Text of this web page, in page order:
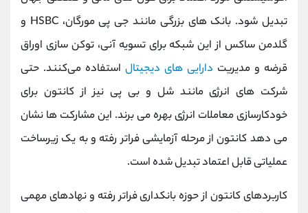
تبدیل شود. بانک ‌های بزرگی مانند جی ‌پی‌ مورگان، HSBC و
گلدمن ساکس از این شبکه برای تسویه آنی، توکن ‌سازی اوراق
قرضه و مدیریت دارایی ‌های دیجیتال استفاده می‌کنند. حتی
شرکت ‌های انرژی مانند شل و بی‌ پی نیز از کانتون برای
خودکارسازی معاملات انرژی بهره می ‌برند. این مشارکت ‌ها نشان
می‌ دهد کانتون از مرحله آزمایشی فراتر رفته و به یک زیرساخت
عملیاتی قابل اعتماد تبدیل شده است.
کاربردهای کانتون از حوزه بانکداری فراتر رفته و نهادهای مهمی